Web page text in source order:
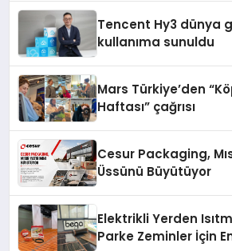
Tencent Hy3 dünya
kullanıma sunuldu
Mars Türkiye’den
Haftası” çağrısı
Cesur Packaging,
Üssünü Büyütüyor
Elektrikli Yerden
Parke Zeminler İçin